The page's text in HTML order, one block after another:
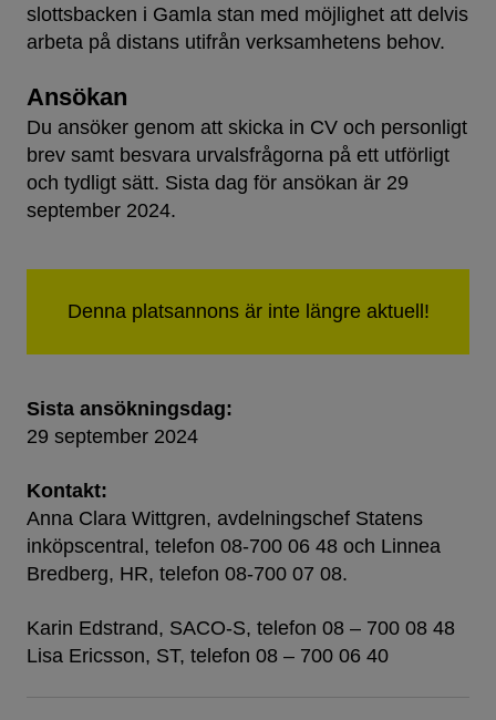
slottsbacken i Gamla stan med möjlighet att delvis
arbeta på distans utifrån verksamhetens behov.
Ansökan
Du ansöker genom att skicka in CV och personligt
brev samt besvara urvalsfrågorna på ett utförligt
och tydligt sätt. Sista dag för ansökan är 29
september 2024.
Sista ansökningsdag:
29 september 2024
Kontakt:
Anna Clara Wittgren, avdelningschef Statens
inköpscentral, telefon 08-700 06 48 och Linnea
Bredberg, HR, telefon 08-700 07 08.
Karin Edstrand, SACO-S, telefon 08 – 700 08 48
Lisa Ericsson, ST, telefon 08 – 700 06 40